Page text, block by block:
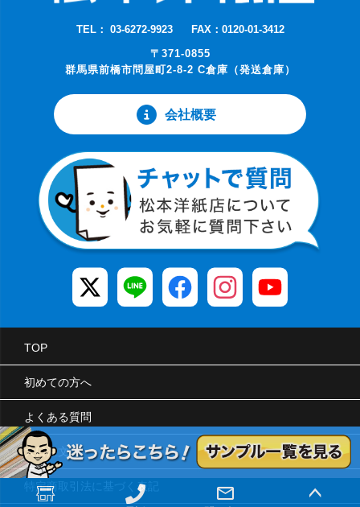
TEL： 03-6272-9923
FAX：0120-01-3412
〒371-0855
群馬県前橋市問屋町2-8-2 C倉庫（発送倉庫）
会社概要
TOP
初めての方へ
よくある質問
大口注文
特定商取引法に基づく表記